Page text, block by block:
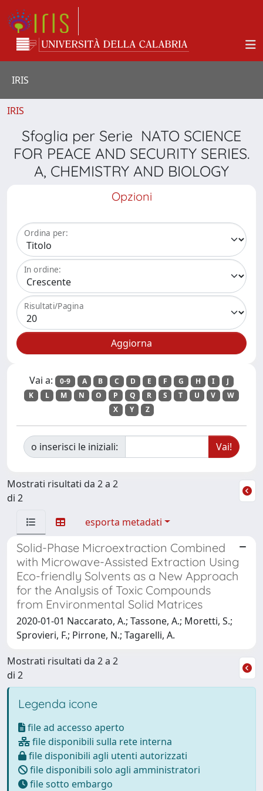
IRIS
IRIS
Sfoglia per Serie NATO SCIENCE
FOR PEACE AND SECURITY SERIES.
A, CHEMISTRY AND BIOLOGY
Opzioni
Ordina per:
In ordine:
Risultati/Pagina
Vai a: 0-9 A B C D E F G H I
J
K
L M N O P Q R S T U V
W
X
Y Z
o inserisci le iniziali:
Mostrati risultati da 2 a 2
di 2
esporta metadati
Solid-Phase Microextraction Combined
with Microwave-Assisted Extraction Using
Eco-friendly Solvents as a New Approach
for the Analysis of Toxic Compounds
from Environmental Solid Matrices
2020-01-01 Naccarato, A.; Tassone, A.; Moretti, S.;
Sprovieri, F.; Pirrone, N.; Tagarelli, A.
Mostrati risultati da 2 a 2
di 2
Legenda icone
file ad accesso aperto
file disponibili sulla rete interna
file disponibili agli utenti autorizzati
file disponibili solo agli amministratori
file sotto embargo